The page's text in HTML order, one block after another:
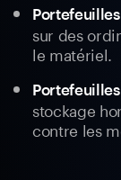
sur des
le matériel.
stockage
contre les